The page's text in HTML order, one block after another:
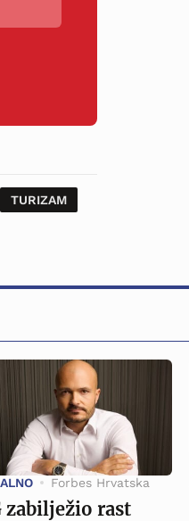
TURIZAM
Forbes Hrvatska
zabilježio rast